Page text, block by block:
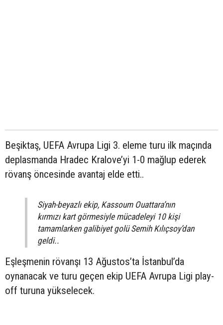
Beşiktaş, UEFA Avrupa Ligi 3. eleme turu ilk maçında
deplasmanda Hradec Kralove’yi 1-0 mağlup ederek
rövanş öncesinde avantaj elde etti..
Siyah-beyazlı ekip, Kassoum Ouattara’nın
kırmızı kart görmesiyle mücadeleyi 10 kişi
tamamlarken galibiyet golü Semih Kılıçsoy’dan
geldi..
Eşleşmenin rövanşı 13 Ağustos’ta İstanbul’da
oynanacak ve turu geçen ekip UEFA Avrupa Ligi play-
off turuna yükselecek.